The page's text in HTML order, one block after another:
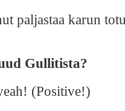
paljastaa karun
Gullitista?
(Positive!)